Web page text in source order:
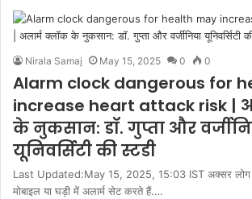
Nirala Samaj May 15, 2025 0 0
Alarm clock dangerous for
increase heart attack risk |
के नुकसान: डॉ. गुप्ता और
यूनिवर्सिटी की स्टडी
Last Updated:May 15, 2025, 15:03 IST अक्सर लोग
मोबाइल या घड़ी में अलार्म सेट करते हैं.…